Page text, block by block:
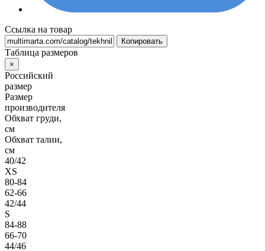
Ссылка на товар
Копировать
Таблица размеров
×
Российский
размер
Размер
производителя
Обхват груди,
см
Обхват талии,
см
40/42
XS
80-84
62-66
42/44
S
84-88
66-70
44/46